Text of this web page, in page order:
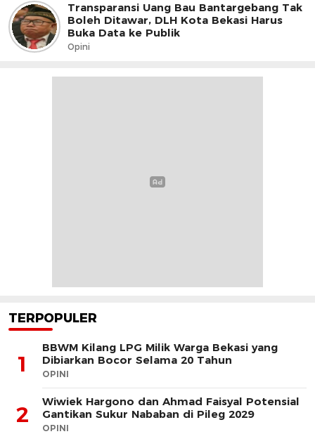
Transparansi Uang Bau Bantargebang Tak
Boleh Ditawar, DLH Kota Bekasi Harus
Buka Data ke Publik
Opini
TERPOPULER
1
BBWM Kilang LPG Milik Warga Bekasi yang
Dibiarkan Bocor Selama 20 Tahun
OPINI
2
Wiwiek Hargono dan Ahmad Faisyal Potensial
Gantikan Sukur Nababan di Pileg 2029
OPINI